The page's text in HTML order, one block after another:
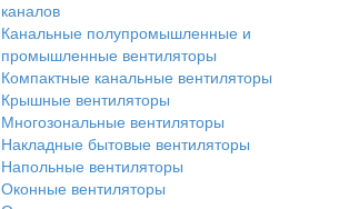
каналов
Канальные полупромышленные и
промышленные вентиляторы
Компактные канальные вентиляторы
Крышные вентиляторы
Многозональные вентиляторы
Накладные бытовые вентиляторы
Напольные вентиляторы
Оконные вентиляторы